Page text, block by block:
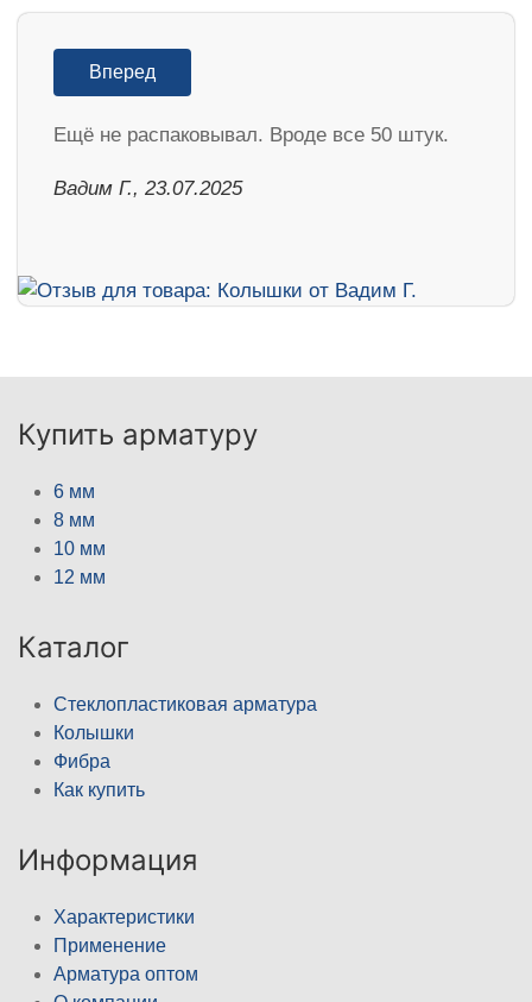
Вперед
Ещё не распаковывал. Вроде все 50 штук.
Вадим Г., 23.07.2025
Купить арматуру
6 мм
8 мм
10 мм
12 мм
Каталог
Стеклопластиковая арматура
Колышки
Фибра
Как купить
Информация
Характеристики
Применение
Арматура оптом